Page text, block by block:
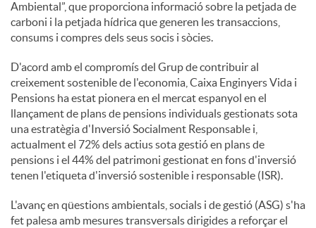
Ambiental”, que proporciona informació sobre la petjada de
carboni i la petjada hídrica que generen les transaccions,
consums i compres dels seus socis i sòcies.
D'acord amb el compromís del Grup de contribuir al
creixement sostenible de l'economia, Caixa Enginyers Vida i
Pensions ha estat pionera en el mercat espanyol en el
llançament de plans de pensions individuals gestionats sota
una estratègia d'Inversió Socialment Responsable i,
actualment el 72% dels actius sota gestió en plans de
pensions i el 44% del patrimoni gestionat en fons d'inversió
tenen l'etiqueta d'inversió sostenible i responsable (ISR).
L'avanç en qüestions ambientals, socials i de gestió (ASG) s'ha
fet palesa amb mesures transversals dirigides a reforçar el